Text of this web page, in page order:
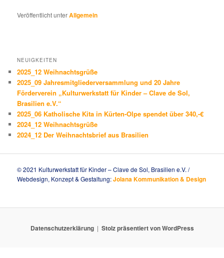
Veröffentlicht unterAllgemein
NEUIGKEITEN
2025_12 Weihnachtsgrüße
2025_09 Jahresmitgliederversammlung und 20 Jahre
Förderverein „Kulturwerkstatt für Kinder – Clave de Sol,
Brasilien e.V.“
2025_06 Katholische Kita in Kürten-Olpe spendet über 340,-€
2024_12 Weihnachtsgrüße
2024_12 Der Weihnachtsbrief aus Brasilien
© 2021 Kulturwerkstatt für Kinder – Clave de Sol, Brasilien e.V. /
Webdesign, Konzept & Gestaltung:Jolana Kommunikation & Design
Datenschutzerklärung Stolz präsentiert von WordPress